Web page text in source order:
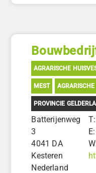
AGRARISCHE
MEST
PROVINCIE
Batterijenweg
3
4041 DA
Kesteren
Nederland
E: